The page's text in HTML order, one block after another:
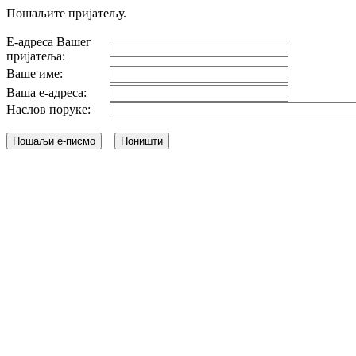
Пошаљите пријатељу.
Е-адреса Вашег
пријатеља:
Ваше име:
Ваша е-адреса:
Наслов поруке: